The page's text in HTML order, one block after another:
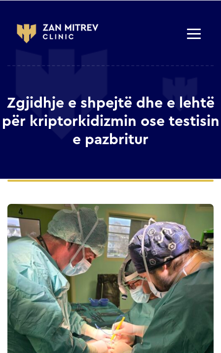
Zgjidhje e shpejtë dhe e lehtë
për kriptorkidizmin ose testisin
e pazbritur